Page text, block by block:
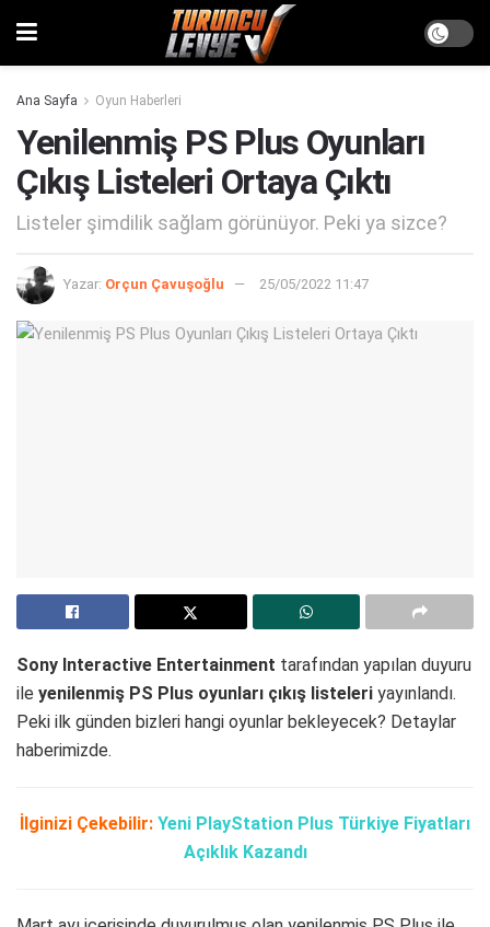
Ana Sayfa Oyun Haberleri
Yenilenmiş PS Plus Oyunları
Çıkış Listeleri Ortaya Çıktı
Listeler şimdilik sağlam görünüyor. Peki ya sizce?
Yazar: Orçun Çavuşoğlu 25/05/2022 11:47
Sony Interactive Entertainment tarafından yapılan duyuru
ile yenilenmiş PS Plus oyunları çıkış listeleri yayınlandı.
Peki ilk günden bizleri hangi oyunlar bekleyecek? Detaylar
haberimizde.
İlginizi Çekebilir: Yeni PlayStation Plus Türkiye Fiyatları
Açıklık Kazandı